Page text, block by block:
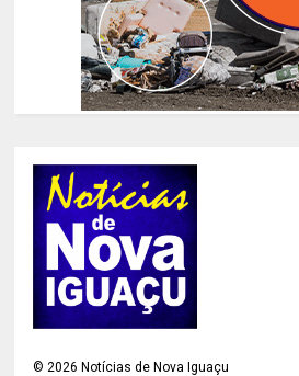
©2026 Notícias de Nova Iguaçu